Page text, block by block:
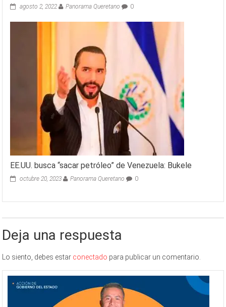
agosto 2, 2022 Panorama Queretano 0
EE.UU. busca “sacar petróleo” de Venezuela: Bukele
octubre 20, 2023 Panorama Queretano 0
Deja una respuesta
Lo siento, debes estar conectado para publicar un comentario.